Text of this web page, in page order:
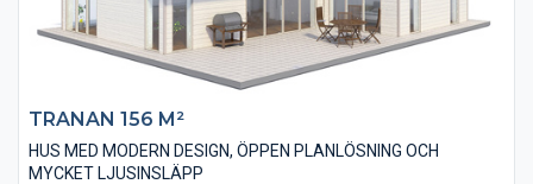
TRANAN 156 M²
HUS MED MODERN DESIGN, ÖPPEN PLANLÖSNING OCH
MYCKET LJUSINSLÄPP